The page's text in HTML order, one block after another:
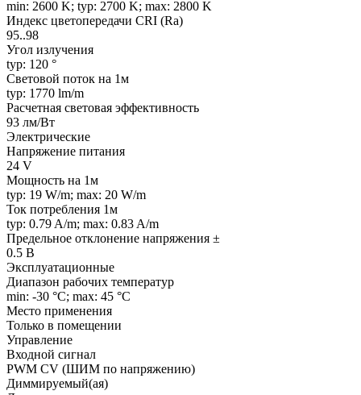
min: 2600 K; typ: 2700 K; max: 2800 K
Индекс цветопередачи CRI (Ra)
95..98
Угол излучения
typ: 120 °
Световой поток на 1м
typ: 1770 lm/m
Расчетная световая эффективность
93 лм/Вт
Электрические
Напряжение питания
24 V
Мощность на 1м
typ: 19 W/m; max: 20 W/m
Ток потребления 1м
typ: 0.79 A/m; max: 0.83 A/m
Предельное отклонение напряжения ±
0.5 В
Эксплуатационные
Диапазон рабочих температур
min: -30 °C; max: 45 °C
Место применения
Только в помещении
Управление
Входной сигнал
PWM СV (ШИМ по напряжению)
Диммируемый(ая)